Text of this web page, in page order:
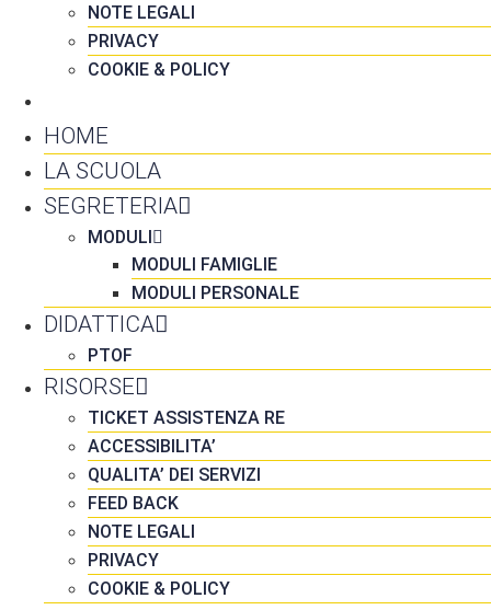
NOTE LEGALI
PRIVACY
COOKIE & POLICY
HOME
LA SCUOLA
SEGRETERIA
MODULI
MODULI FAMIGLIE
MODULI PERSONALE
DIDATTICA
PTOF
RISORSE
TICKET ASSISTENZA RE
ACCESSIBILITA’
QUALITA’ DEI SERVIZI
FEED BACK
NOTE LEGALI
PRIVACY
COOKIE & POLICY